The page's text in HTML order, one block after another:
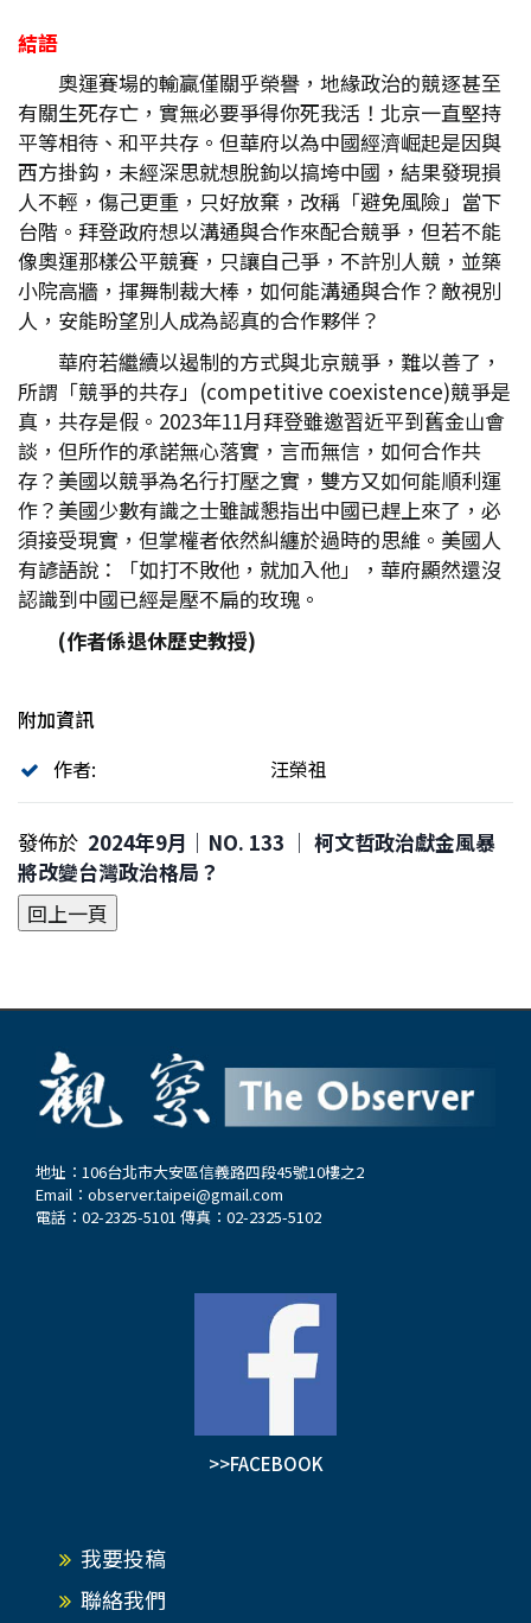
結語
奧運賽場的輸贏僅關乎榮譽，地緣政治的競逐甚至
有關生死存亡，實無必要爭得你死我活！北京一直堅持
平等相待、和平共存。但華府以為中國經濟崛起是因與
西方掛鈎，未經深思就想脫鉤以搞垮中國，結果發現損
人不輕，傷己更重，只好放棄，改稱「避免風險」當下
台階。拜登政府想以溝通與合作來配合競爭，但若不能
像奧運那樣公平競賽，只讓自己爭，不許別人競，並築
小院高牆，揮舞制裁大棒，如何能溝通與合作？敵視別
人，安能盼望別人成為認真的合作夥伴？
華府若繼續以遏制的方式與北京競爭，難以善了，
所謂「競爭的共存」(competitive coexistence)競爭是
真，共存是假。2023年11月拜登雖邀習近平到舊金山會
談，但所作的承諾無心落實，言而無信，如何合作共
存？美國以競爭為名行打壓之實，雙方又如何能順利運
作？美國少數有識之士雖誠懇指出中國已趕上來了，必
須接受現實，但掌權者依然糾纏於過時的思維。美國人
有諺語說：「如打不敗他，就加入他」，華府顯然還沒
認識到中國已經是壓不扁的玫瑰。
(作者係退休歷史教授)
附加資訊
作者:
汪榮祖
發佈於 2024年9月｜NO. 133 │ 柯文哲政治獻金風暴
將改變台灣政治格局？
地址：106台北市大安區信義路四段45號10樓之2
Email： observer.taipei@gmail.com
電話：02-2325-5101 傳真：02-2325-5102
>>FACEBOOK
我要投稿
聯絡我們